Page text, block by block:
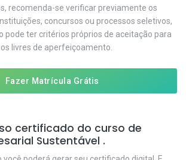
recomenda-se verificar previamente os
concursos ou processos seletivos,
pode ter critérios próprios de aceitação para
livres de aperfeiçoamento.
Fazer Matrícula Grátis
certificado do curso de
Sustentável .